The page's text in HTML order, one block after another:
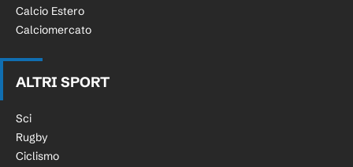
Calcio Estero
Calciomercato
ALTRI SPORT
Sci
Rugby
Ciclismo